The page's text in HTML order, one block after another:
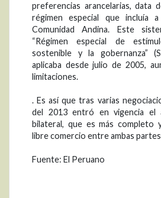
preferencias arancelarias, data
régimen especial que incluía
Comunidad Andina. Este
“Régimen especial de
sostenible y la gobernanza”
aplicaba desde julio de 2005,
limitaciones.
. Es así que tras varias
del 2013 entró en vigencia el
bilateral, que es más completo
libre comercio entre ambas
Fuente: El Peruano